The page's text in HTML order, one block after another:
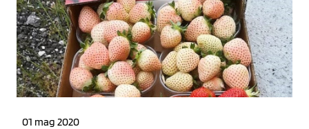
01 mag 2020